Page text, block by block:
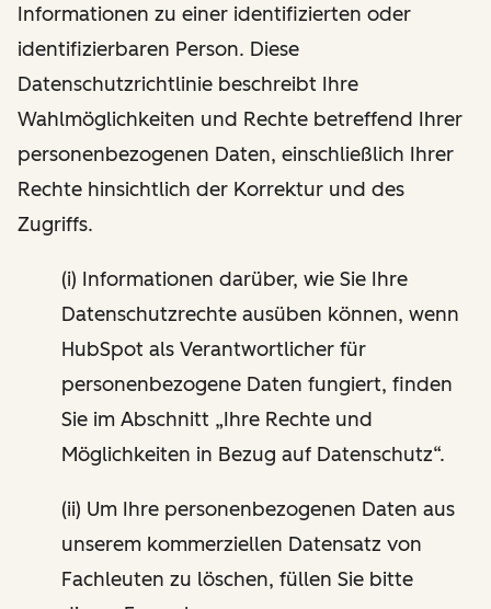
Informationen zu einer identifizierten oder
identifizierbaren Person. Diese
Datenschutzrichtlinie beschreibt Ihre
Wahlmöglichkeiten und Rechte betreffend Ihrer
personenbezogenen Daten, einschließlich Ihrer
Rechte hinsichtlich der Korrektur und des
Zugriffs.
(i) Informationen darüber, wie Sie Ihre
Datenschutzrechte ausüben können, wenn
HubSpot als Verantwortlicher für
personenbezogene Daten fungiert, finden
Sie im Abschnitt „Ihre Rechte und
Möglichkeiten in Bezug auf Datenschutz“.
(ii) Um Ihre personenbezogenen Daten aus
unserem kommerziellen Datensatz von
Fachleuten zu löschen, füllen Sie bitte